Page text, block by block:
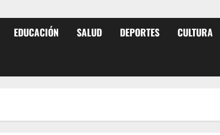
EDUCACIÓN SALUD DEPORTES CULTURA